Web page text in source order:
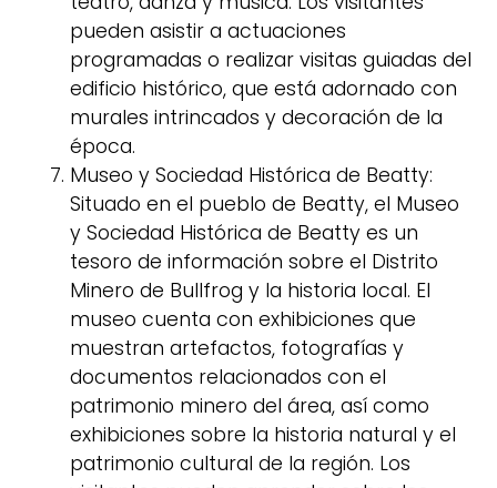
pueden asistir a actuaciones
programadas o realizar visitas guiadas del
edificio histórico, que está adornado con
murales intrincados y decoración de la
época.
Museo y Sociedad Histórica de Beatty:
Situado en el pueblo de Beatty, el Museo
y Sociedad Histórica de Beatty es un
tesoro de información sobre el Distrito
Minero de Bullfrog y la historia local. El
museo cuenta con exhibiciones que
muestran artefactos, fotografías y
documentos relacionados con el
patrimonio minero del área, así como
exhibiciones sobre la historia natural y el
patrimonio cultural de la región. Los